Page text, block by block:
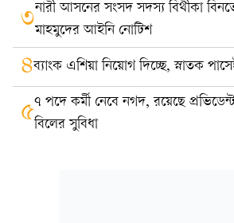
৩নারী আসনের সংসদ সদস্য বিথীকা
মাহমুদের আইনি নোটিশ
৪ব্যাংক এশিয়া নিয়োগ দিচ্ছে, স্নাতক
৫৭ পদে কর্মী নেবে নগদ, রয়েছে
বিলের সুবিধা